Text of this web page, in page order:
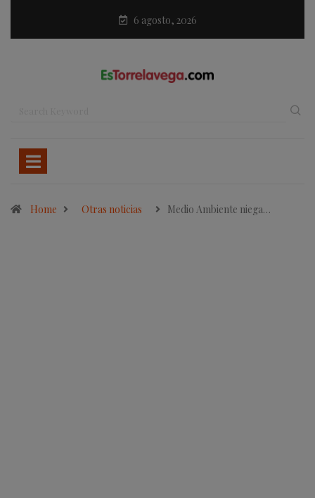
6 agosto, 2026
Home Otras noticias Medio Ambiente niega…